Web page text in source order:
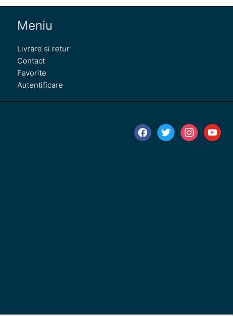
Meniu
Livrare si retur
Contact
Favorite
Autentificare
facebooktwitter instagramyoutube